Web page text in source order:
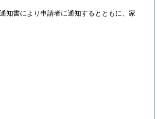
通知書により申請者に通知するとともに、家